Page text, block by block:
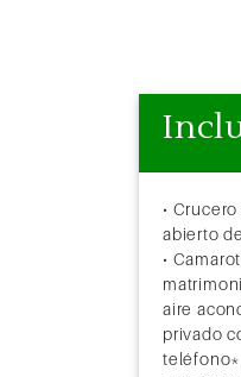
•
abierto
•
aire
privado